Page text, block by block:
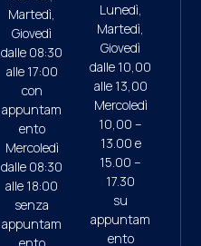
Martedì,
Giovedì
dalle 08:30
alle 17:00
con
appuntam
ento
Mercoledì
dalle 08:30
alle 18:00
senza
appuntam
Lunedì,
Martedì,
Giovedì
dalle 10,00
alle 13,00
Mercoledì
10,00 –
13.00 e
15.00 –
17.30
su
appuntam
ento